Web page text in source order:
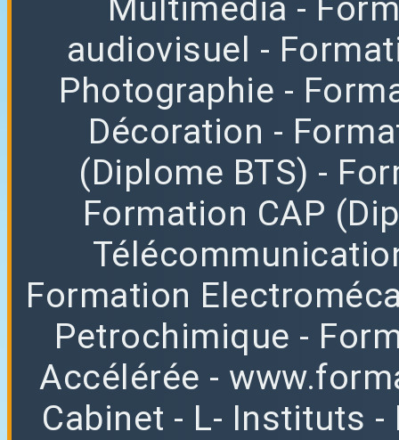
Multimédia -
audiovisuel -
Photographie -
Décoration -
(Diplome BTS) -
Formation CAP
Formation
Petrochimique -
Accélérée -
Cabinet - L- Instituts -